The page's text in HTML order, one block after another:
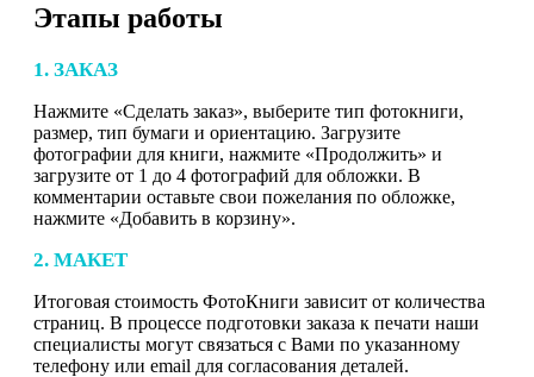
Этапы работы
1. ЗАКАЗ
Нажмите «Сделать заказ», выберите тип фотокниги,
размер, тип бумаги и ориентацию. Загрузите
фотографии для книги, нажмите «Продолжить» и
загрузите от 1 до 4 фотографий для обложки. В
комментарии оставьте свои пожелания по обложке,
нажмите «Добавить в корзину».
2. МАКЕТ
Итоговая стоимость ФотоКниги зависит от количества
страниц. В процессе подготовки заказа к печати наши
специалисты могут связаться с Вами по указанному
телефону или email для согласования деталей.